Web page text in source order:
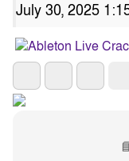
July 30, 2025